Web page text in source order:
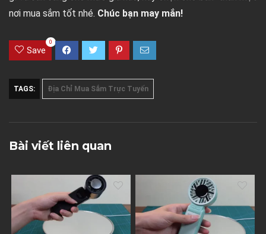
nơi mua sắm tốt nhé. Chúc bạn may mắn!
Save
0
TAGS: Địa Chỉ Mua Sắm Trực Tuyến
Bài viết liên quan